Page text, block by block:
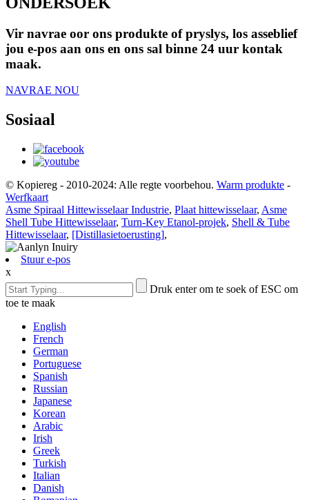
Vir navrae oor ons produkte of pryslys, los asseblief
jou e-pos aan ons en ons sal binne 24 uur kontak
maak.
NAVRAE NOU
Sosiaal
© Kopiereg - 2010-2024: Alle regte voorbehou. Warm produkte -
Werfkaart
Asme Spiraal Hittewisselaar Industrie, Plaat hittewisselaar, Asme
Shell Tube Hittewisselaar, Turn-Key Etanol-projek, Shell & Tube
Hittewisselaar, [Distillasietoerusting],
Stuur e-pos
x
Druk enter om te soek of ESC om
toe te maak
English
French
German
Portuguese
Spanish
Russian
Japanese
Korean
Arabic
Irish
Greek
Turkish
Italian
Danish